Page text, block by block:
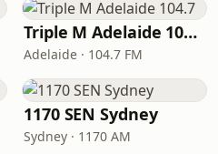
Triple M Adelaide 104.7
Adelaide · 104.7 FM
1170 SEN Sydney
Sydney · 1170 AM